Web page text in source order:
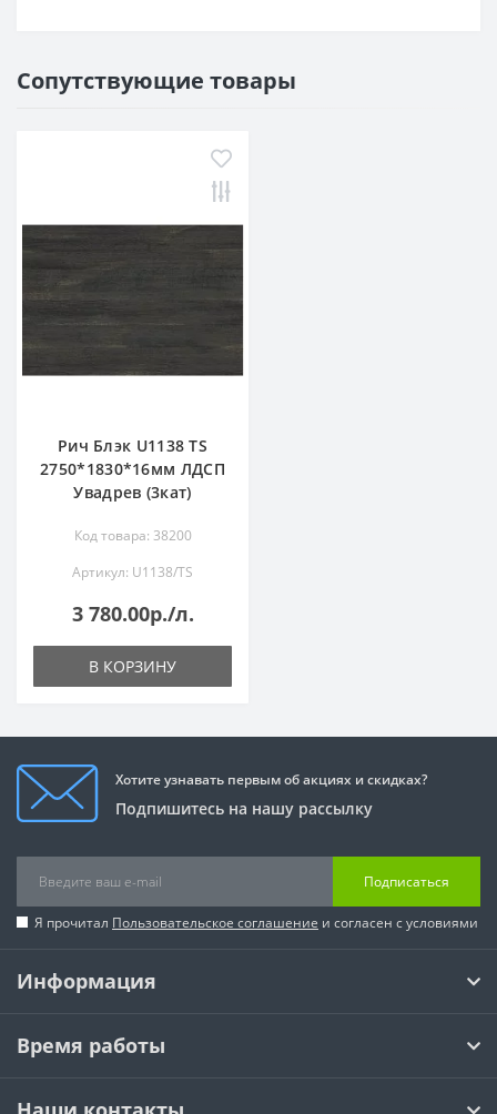
Сопутствующие товары
Рич Блэк U1138 TS
2750*1830*16мм ЛДСП
Увадрев (3кат)
Код товара: 38200
Артикул: U1138/TS
3 780.00р./л.
В КОРЗИНУ
Хотите узнавать первым об акциях и скидках?
Подпишитесь на нашу рассылку
Подписаться
Я прочитал Пользовательское соглашение и согласен с условиями
Информация
Время работы